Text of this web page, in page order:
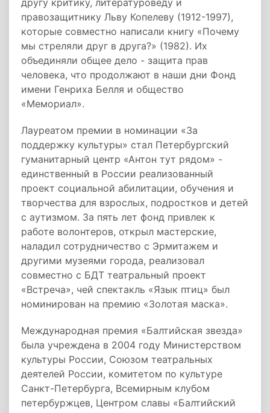
другу критику, литературоведу и
правозащитнику Льву Копелеву (1912-1997),
которые совместно написали книгу «Почему
мы стреляли друг в друга?» (1982). Их
объединяли общее дело - защита прав
человека, что продолжают в наши дни Фонд
имени Генриха Белля и общество
«Мемориал».
Лауреатом премии в номинации «За
поддержку культуры» стал Петербургский
гуманитарный центр «Антон тут рядом» -
единственный в России реализованный
проект социальной абилитации, обучения и
творчества для взрослых, подростков и детей
с аутизмом. За пять лет фонд привлек к
работе волонтеров, открыл мастерские,
наладил сотрудничество с Эрмитажем и
другими музеями города, реализовал
совместно с БДТ театральный проект
«Встреча», чей спектакль «Язык птиц» был
номинирован на премию «Золотая маска».
Международная премия «Балтийская звезда»
была учреждена в 2004 году Министерством
культуры России, Союзом театральных
деятелей России, комитетом по культуре
Санкт-Петербурга, Всемирным клубом
петербуржцев, Центром славы «Балтийский